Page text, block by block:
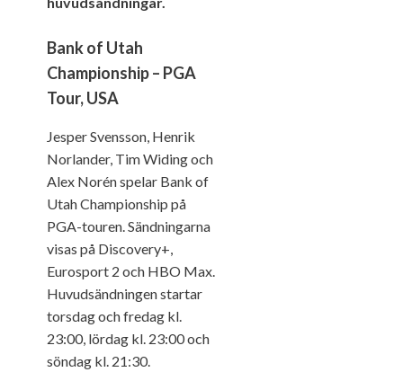
Bank of Utah
Championship – PGA
Tour, USA
Jesper Svensson, Henrik
Norlander, Tim Widing och
Alex Norén spelar Bank of
Utah Championship på
PGA-touren. Sändningarna
visas på Discovery+,
Eurosport 2 och HBO Max.
Huvudsändningen startar
torsdag och fredag kl.
23:00, lördag kl. 23:00 och
söndag kl. 21:30.